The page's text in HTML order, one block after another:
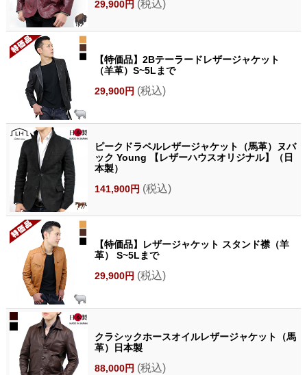
29,900円 (税込)
【特価品】2Bテーラードレザージャケット
（羊革）S~5Lまで
29,900円 (税込)
ピークドラペルレザージャケット（馬革）ヌバ
ック Young 【レザーハウスオリジナル】（日
本製）
141,900円 (税込)
【特価品】レザージャケット スタンド襟（羊
革） S~5Lまで
29,900円 (税込)
クラシックホースオイルレザージャケット（馬
革）日本製
88,000円 (税込)